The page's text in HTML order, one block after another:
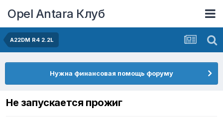
Opel Antara Клуб
A22DM R4 2.2L
Нужна финансовая помощь форуму
Не запускается прожиг